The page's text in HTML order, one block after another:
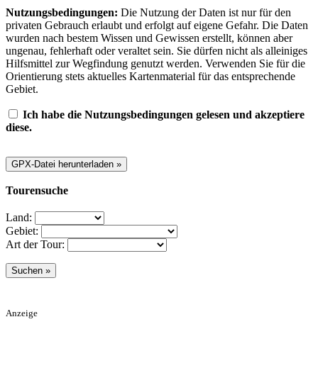
Nutzungsbedingungen: Die Nutzung der Daten ist nur für den
privaten Gebrauch erlaubt und erfolgt auf eigene Gefahr. Die Daten
wurden nach bestem Wissen und Gewissen erstellt, können aber
ungenau, fehlerhaft oder veraltet sein. Sie dürfen nicht als alleiniges
Hilfsmittel zur Wegfindung genutzt werden. Verwenden Sie für die
Orientierung stets aktuelles Kartenmaterial für das entsprechende
Gebiet.
Ich habe die Nutzungsbedingungen gelesen und akzeptiere
diese.
Tourensuche
Land:
Gebiet:
Art der Tour:
Anzeige